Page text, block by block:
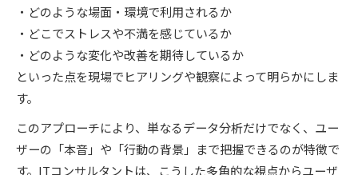
・どのような場面・環境で利用されるか
・どこでストレスや不満を感じているか
・どのような変化や改善を期待しているか
といった点を現場でヒアリングや観察によって明らかにしま
す。
このアプローチにより、単なるデータ分析だけでなく、ユー
ザーの「本音」や「行動の背景」まで把握できるのが特徴で
す。ITコンサルタントは、こうした多角的な視点からユーザ